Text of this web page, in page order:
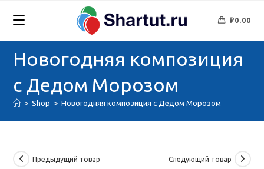
₽0.00
Новогодняя композиция
с Дедом Морозом
> Shop > Новогодняя композиция с Дедом Морозом
Предыдущий товар Следующий товар